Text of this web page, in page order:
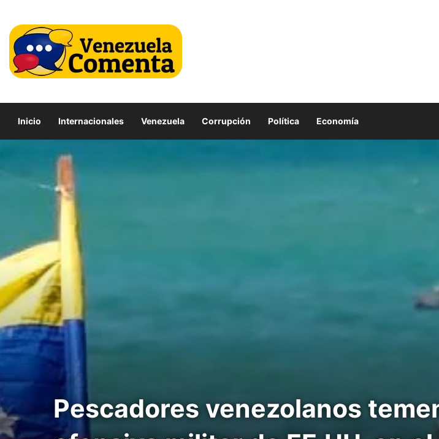
Inicio Internacionales Venezuela Corrupción Política Economía
Pescadores venezolanos